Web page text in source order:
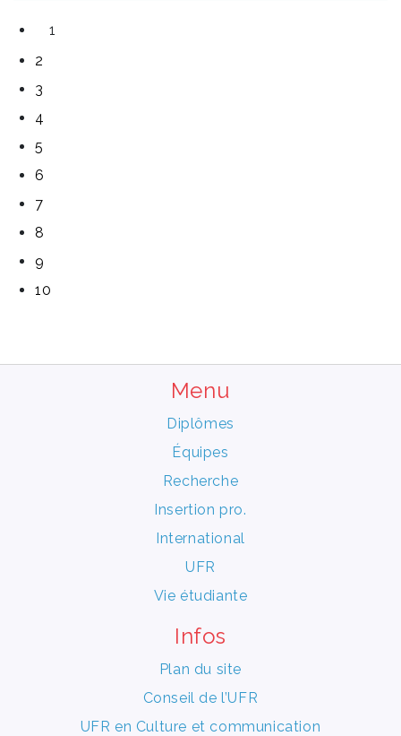
1
2
3
4
5
6
7
8
9
10
Menu
Diplômes
Équipes
Recherche
Insertion pro.
International
UFR
Vie étudiante
Infos
Plan du site
Conseil de l’UFR
UFR en Culture et communication